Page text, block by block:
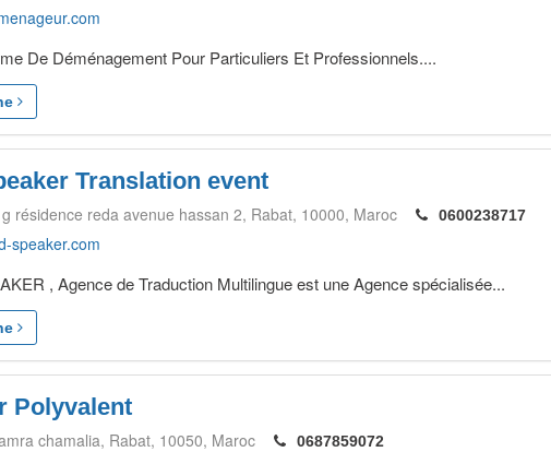
De Déménagement Pour Particuliers Et Professionnels....
Translation event
résidence reda avenue hassan 2 Rabat 10000 Maroc 0600238717
speaker.com
, Agence de Traduction Multilingue est une Agence spécialisée...
Polyvalent
chamalia Rabat 10050 Maroc 0687859072